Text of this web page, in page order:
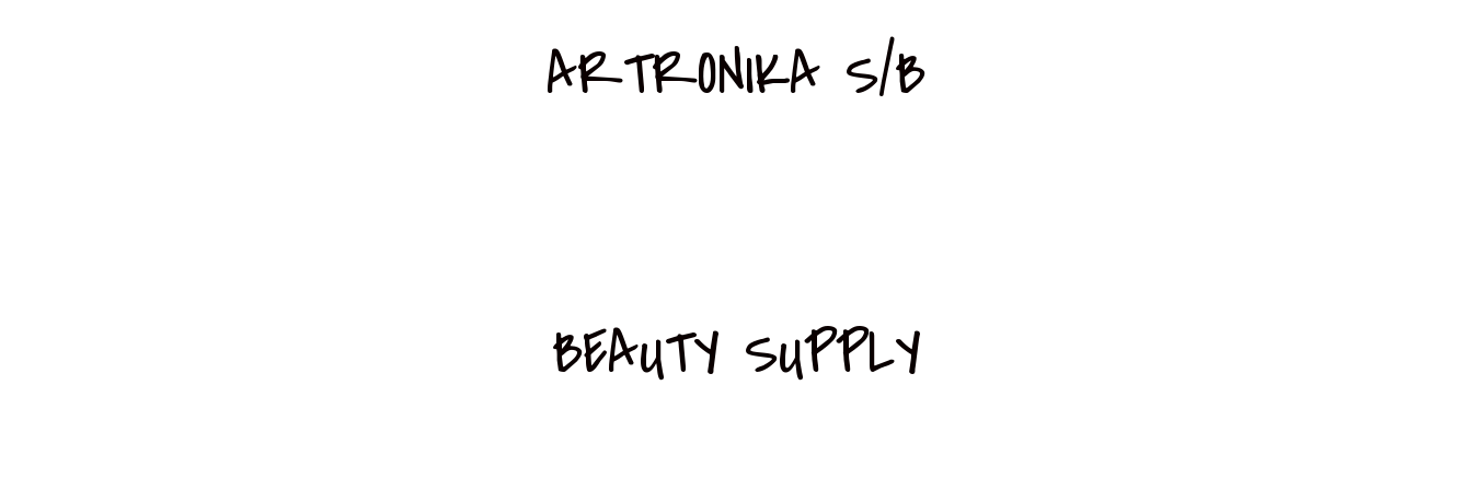
ARTRONIKA S/B
BEAUTY SUPPLY